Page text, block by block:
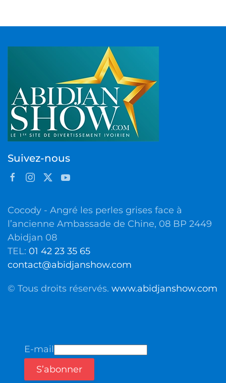
Suivez-nous
Cocody - Angré les perles grises face à
l’ancienne Ambassade de Chine, 08 BP 2449
Abidjan 08
TEL: 01 42 23 35 65
contact@abidjanshow.com
© Tous droits réservés. www.abidjanshow.com
E-mail
S’abonner